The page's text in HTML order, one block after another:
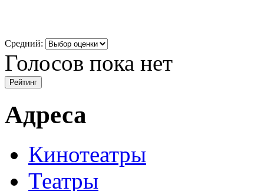
Средний:
Голосов пока нет
Адреса
Кинотеатры
Театры